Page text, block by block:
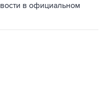
в официальном